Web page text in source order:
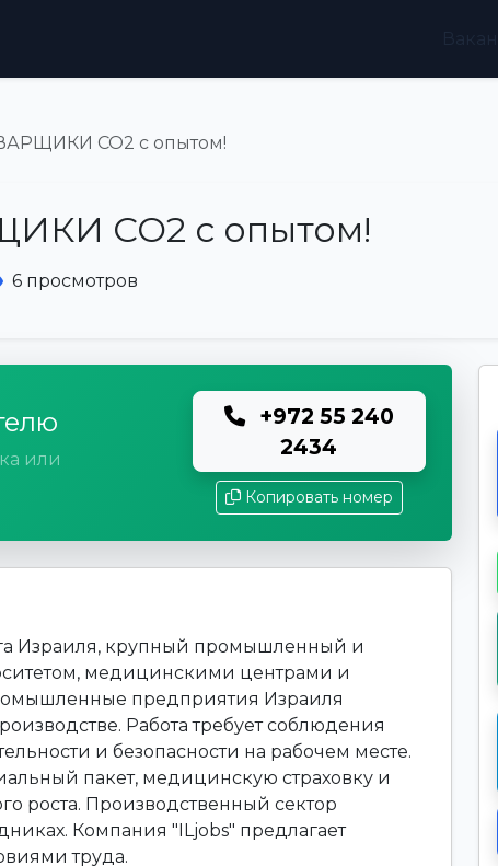
CO2 с опытом!
CO2 с опытом!
6 просмотров
или
+972 55 240
2434
Копировать номер
Израиля, крупный промышленный и
медицинскими центрами и
предприятия Израиля
Работа требует соблюдения
и безопасности на рабочем месте.
пакет, медицинскую страховку и
роста. Производственный сектор
Компания "ILjobs" предлагает
труда.